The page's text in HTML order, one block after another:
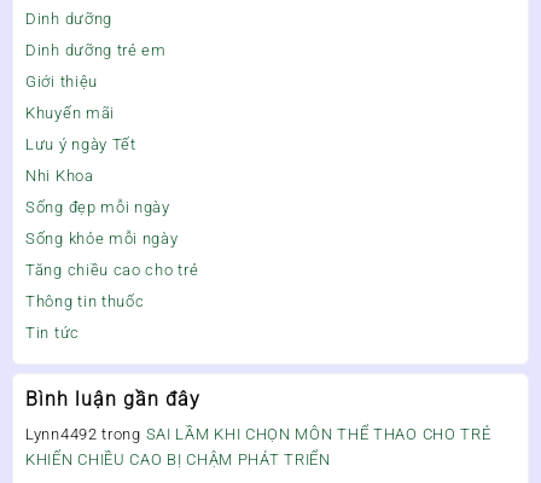
Dinh dưỡng
Dinh dưỡng trẻ em
Giới thiệu
Khuyến mãi
Lưu ý ngày Tết
Nhi Khoa
Sống đẹp mỗi ngày
Sống khỏe mỗi ngày
Tăng chiều cao cho trẻ
Thông tin thuốc
Tin tức
Bình luận gần đây
Lynn4492 trong SAI LẦM KHI CHỌN MÔN THỂ THAO CHO TRẺ
KHIẾN CHIỀU CAO BỊ CHẬM PHÁT TRIỂN